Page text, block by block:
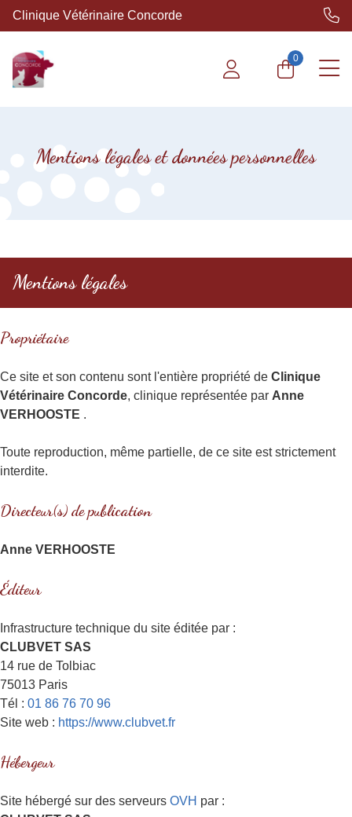
Clinique Vétérinaire Concorde
0
Mentions légales et données personnelles
Mentions légales
Propriétaire
Ce site et son contenu sont l'entière propriété de Clinique
Vétérinaire Concorde, clinique représentée par Anne
VERHOOSTE .
Toute reproduction, même partielle, de ce site est strictement
interdite.
Directeur(s) de publication
Anne VERHOOSTE
Éditeur
Infrastructure technique du site éditée par :
CLUBVET SAS
14 rue de Tolbiac
75013 Paris
Tél : 01 86 76 70 96
Site web : https://www.clubvet.fr
Hébergeur
Site hébergé sur des serveurs OVH par :